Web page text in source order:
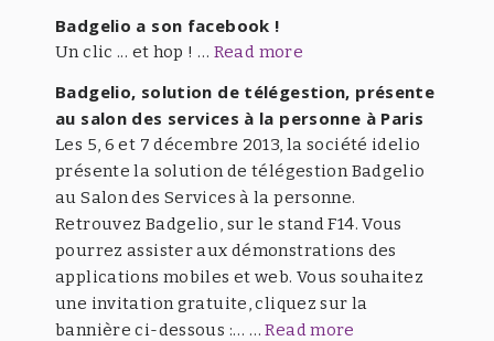
Badgelio a son facebook !
Un clic ... et hop ! … Read more
Badgelio, solution de télégestion, présente
au salon des services à la personne à Paris
Les 5, 6 et 7 décembre 2013, la société idelio
présente la solution de télégestion Badgelio
au Salon des Services à la personne.
Retrouvez Badgelio, sur le stand F14. Vous
pourrez assister aux démonstrations des
applications mobiles et web. Vous souhaitez
une invitation gratuite, cliquez sur la
bannière ci-dessous :… …Read more